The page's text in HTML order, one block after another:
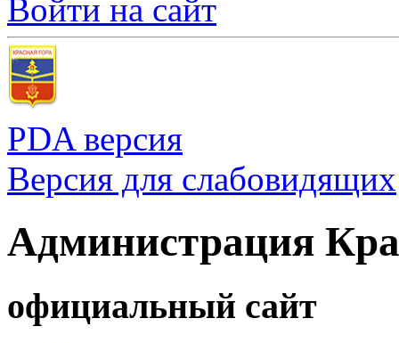
Войти на сайт
PDA версия
Версия для слабовидящих
Администрация
официальный сайт